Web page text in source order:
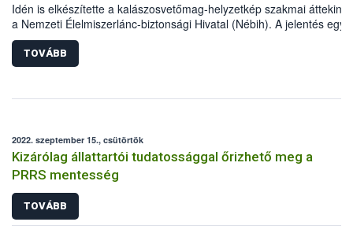
Idén is elkészítette a kalászosvetőmag-helyzetkép szakmai
a Nemzeti Élelmiszerlánc-biztonsági Hivatal (Nébih). A jelentés
megállapítása, hogy 2022-ben a kánikula és a tartós csapadékhiány
alapjaiban határozta meg a kalászos növények termesztését és a
vetőmag-szaporítást. A szokottnál két héttel korábban kezdődött az
gyengébben alakult a korábbi évekhez képest.
TOVÁBB
2022. szeptember 15., csütörtök
Kizárólag állattartói tudatossággal őrizhető meg a
PRRS mentesség
TOVÁBB